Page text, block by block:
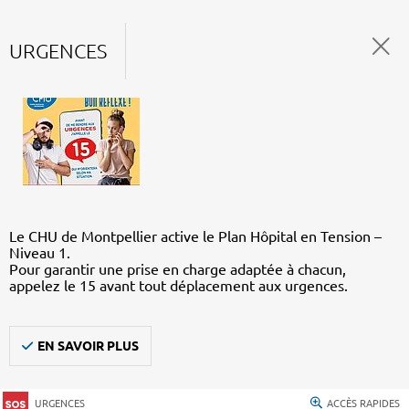
URGENCES
Le CHU de Montpellier active le Plan Hôpital en Tension –
Niveau 1.
Pour garantir une prise en charge adaptée à chacun,
appelez le 15 avant tout déplacement aux urgences.
EN SAVOIR PLUS
URGENCES ACCÈS RAPIDES